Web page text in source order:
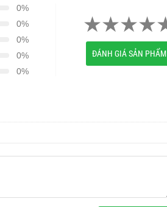
0%
0%
0%
0%
0%
ĐÁNH GIÁ SẢN PHẨM